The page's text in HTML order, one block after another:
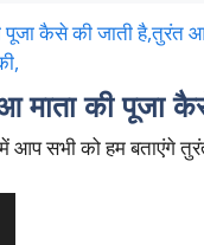
माता की पूजा
आप सभी को हम बताएंगे